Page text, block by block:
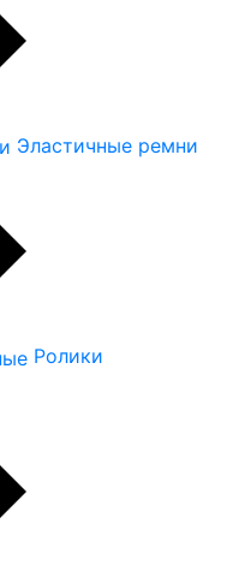
Эластичные ремни
Ролики